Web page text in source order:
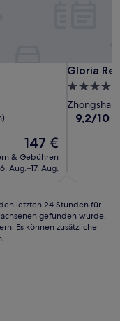
Der
Preis
beträgt
147 €
& Gebühren
Aug.–17. Aug.
Gloria
Gloria
4.0-
Sterne-
Zhongshan
9.2
9,2/10
letzten 24 Stunden für
gefunden wurde.
Es können zusätzliche